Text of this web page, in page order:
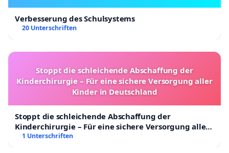
Verbesserung des Schulsystems
20 Unterschriften
Stoppt die schleichende Abschaffung der
Kinderchirurgie – Für eine sichere Versorgung aller
Kinder in Deutschland
Stoppt die schleichende Abschaffung der
Kinderchirurgie – Für eine sichere Versorgung aller
Kinder in Deutschland
1 Unterschriften